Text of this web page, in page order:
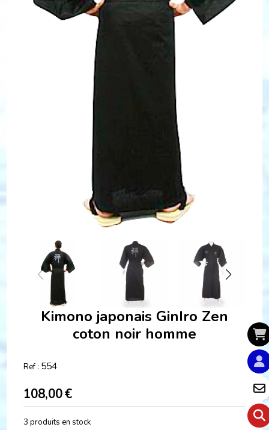
Kimono japonais GinIro Zen
coton noir homme
Ref : 554
108,00€
3 produits en stock